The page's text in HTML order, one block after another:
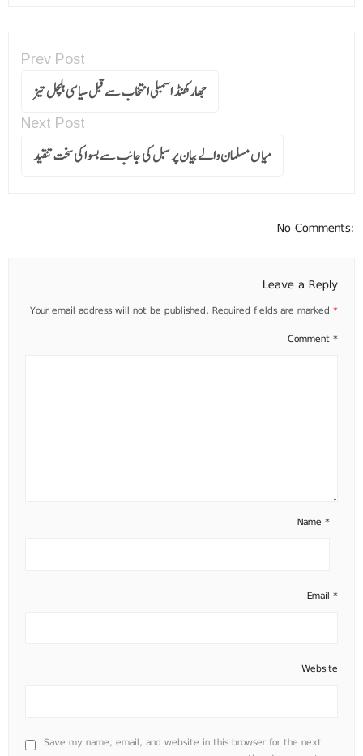
Prev Post
جھارکھنڈ اسمبلی انتخاب سے قبل سیاسی ہلچل تیز
Next Post
میا ں مسلمان والے بیان پر سبل کی جانب سے بسوا کی سخت تنقید
No Comments:
Leave a Reply
Your email address will not be published. Required fields are marked *
Comment *
Name *
Email *
Website
Save my name, email, and website in this browser for the next